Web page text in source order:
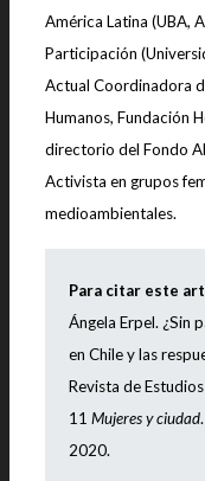
América Latina (UBA,
Participación
Actual Coordinadora
Humanos, Fundación
directorio del Fondo
Activista en grupos
medioambientales.
Para citar este
Ángela Erpel. ¿Sin
en Chile y las
Revista de
11 Mujeres y ciudad
2020.